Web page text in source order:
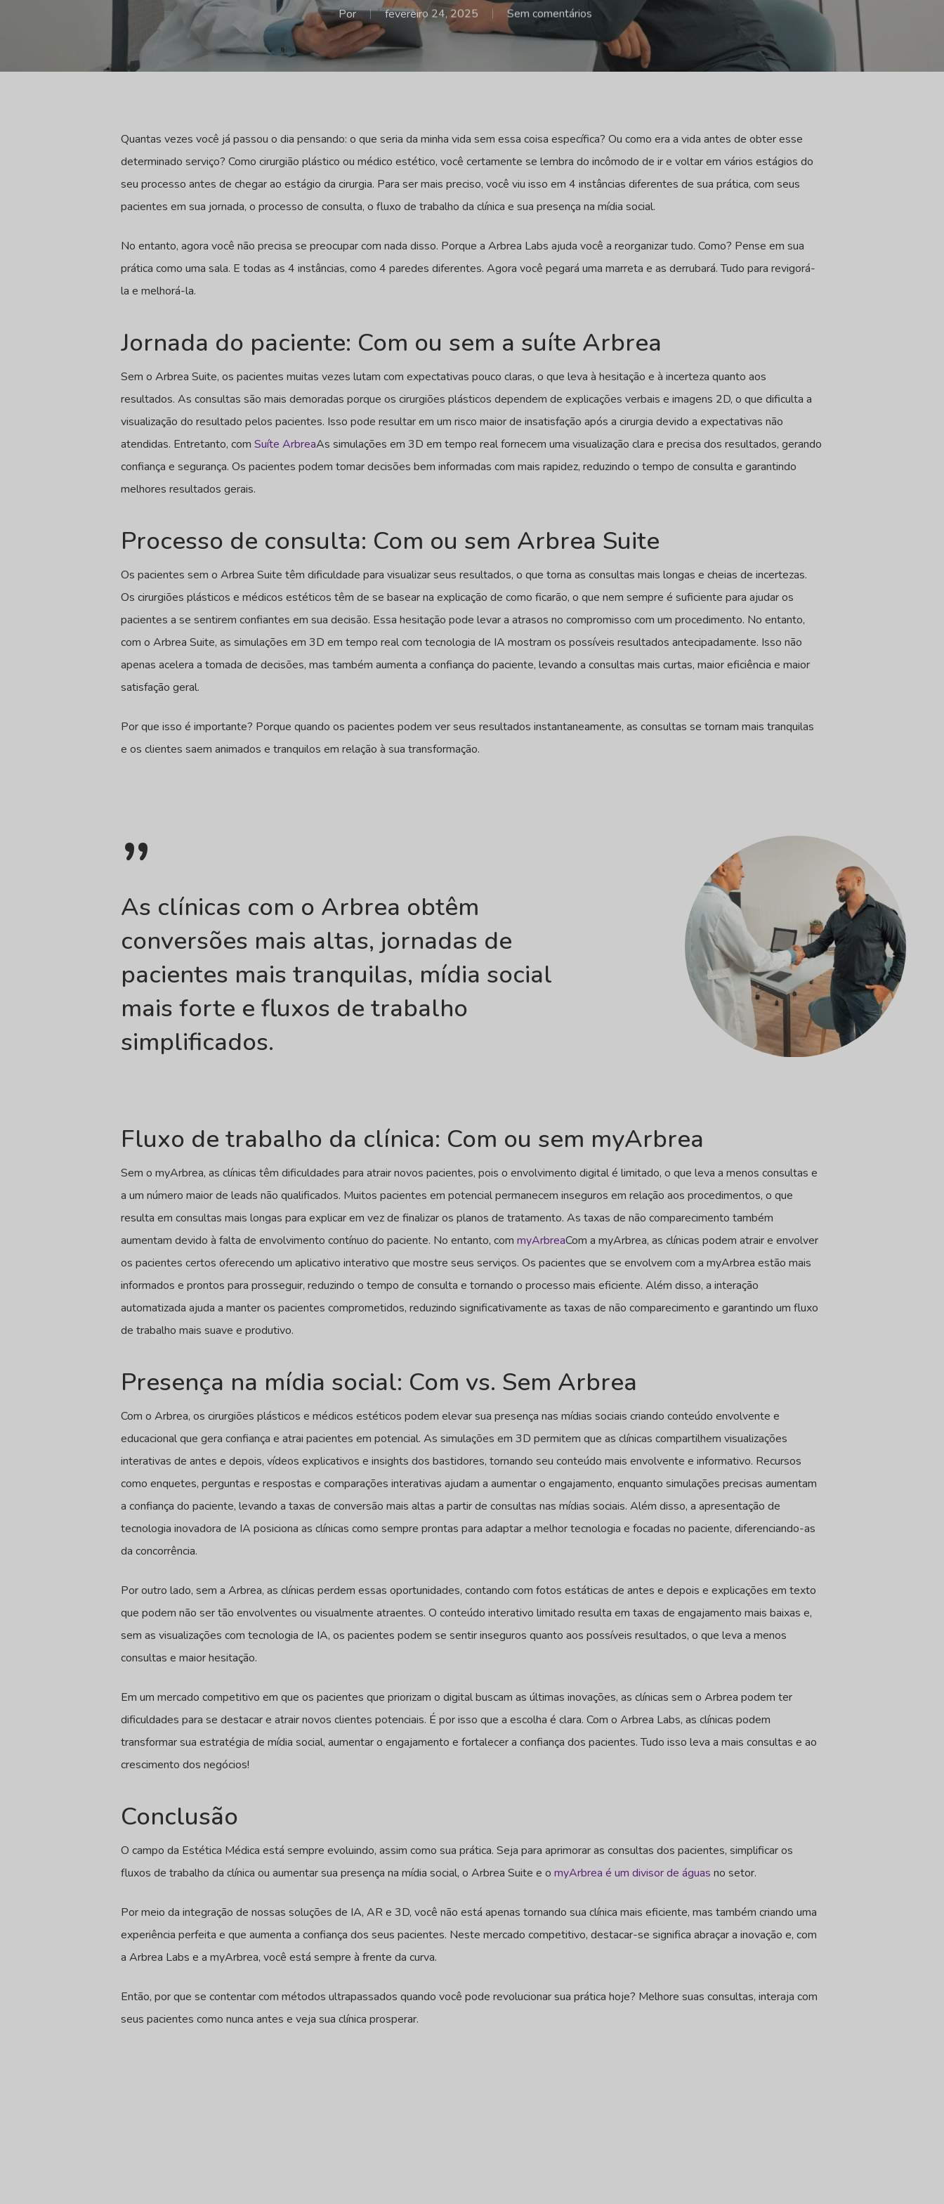
Por fevereiro 24, 2025 Sem comentários
Quantas vezes você já passou o dia pensando: o que seria da minha vida sem essa coisa específica? Ou como era a vida antes de obter esse
determinado serviço? Como cirurgião plástico ou médico estético, você certamente se lembra do incômodo de ir e voltar em vários estágios do
seu processo antes de chegar ao estágio da cirurgia. Para ser mais preciso, você viu isso em 4 instâncias diferentes de sua prática, com seus
pacientes em sua jornada, o processo de consulta, o fluxo de trabalho da clínica e sua presença na mídia social.
No entanto, agora você não precisa se preocupar com nada disso. Porque a Arbrea Labs ajuda você a reorganizar tudo. Como? Pense em sua
prática como uma sala. E todas as 4 instâncias, como 4 paredes diferentes. Agora você pegará uma marreta e as derrubará. Tudo para revigorá-
la e melhorá-la.
Jornada do paciente: Com ou sem a suíte Arbrea
Sem o Arbrea Suite, os pacientes muitas vezes lutam com expectativas pouco claras, o que leva à hesitação e à incerteza quanto aos
resultados. As consultas são mais demoradas porque os cirurgiões plásticos dependem de explicações verbais e imagens 2D, o que dificulta a
visualização do resultado pelos pacientes. Isso pode resultar em um risco maior de insatisfação após a cirurgia devido a expectativas não
atendidas. Entretanto, comSuíte ArbreaAs simulações em 3D em tempo real fornecem uma visualização clara e precisa dos resultados, gerando
confiança e segurança. Os pacientes podem tomar decisões bem informadas com mais rapidez, reduzindo o tempo de consulta e garantindo
melhores resultados gerais.
Processo de consulta: Com ou sem Arbrea Suite
Os pacientes sem o Arbrea Suite têm dificuldade para visualizar seus resultados, o que torna as consultas mais longas e cheias de incertezas.
Os cirurgiões plásticos e médicos estéticos têm de se basear na explicação de como ficarão, o que nem sempre é suficiente para ajudar os
pacientes a se sentirem confiantes em sua decisão. Essa hesitação pode levar a atrasos no compromisso com um procedimento. No entanto,
com o Arbrea Suite, as simulações em 3D em tempo real com tecnologia de IA mostram os possíveis resultados antecipadamente. Isso não
apenas acelera a tomada de decisões, mas também aumenta a confiança do paciente, levando a consultas mais curtas, maior eficiência e maior
satisfação geral.
Por que isso é importante? Porque quando os pacientes podem ver seus resultados instantaneamente, as consultas se tornam mais tranquilas
e os clientes saem animados e tranquilos em relação à sua transformação.
”
As clínicas com o Arbrea obtêm
conversões mais altas, jornadas de
pacientes mais tranquilas, mídia social
mais forte e fluxos de trabalho
simplificados.
Fluxo de trabalho da clínica: Com ou sem myArbrea
Sem o myArbrea, as clínicas têm dificuldades para atrair novos pacientes, pois o envolvimento digital é limitado, o que leva a menos consultas e
a um número maior de leads não qualificados. Muitos pacientes em potencial permanecem inseguros em relação aos procedimentos, o que
resulta em consultas mais longas para explicar em vez de finalizar os planos de tratamento. As taxas de não comparecimento também
aumentam devido à falta de envolvimento contínuo do paciente. No entanto, commyArbreaCom a myArbrea, as clínicas podem atrair e envolver
os pacientes certos oferecendo um aplicativo interativo que mostre seus serviços. Os pacientes que se envolvem com a myArbrea estão mais
informados e prontos para prosseguir, reduzindo o tempo de consulta e tornando o processo mais eficiente. Além disso, a interação
automatizada ajuda a manter os pacientes comprometidos, reduzindo significativamente as taxas de não comparecimento e garantindo um fluxo
de trabalho mais suave e produtivo.
Presença na mídia social: Com vs. Sem Arbrea
Com o Arbrea, os cirurgiões plásticos e médicos estéticos podem elevar sua presença nas mídias sociais criando conteúdo envolvente e
educacional que gera confiança e atrai pacientes em potencial. As simulações em 3D permitem que as clínicas compartilhem visualizações
interativas de antes e depois, vídeos explicativos e insights dos bastidores, tornando seu conteúdo mais envolvente e informativo. Recursos
como enquetes, perguntas e respostas e comparações interativas ajudam a aumentar o engajamento, enquanto simulações precisas aumentam
a confiança do paciente, levando a taxas de conversão mais altas a partir de consultas nas mídias sociais. Além disso, a apresentação de
tecnologia inovadora de IA posiciona as clínicas como sempre prontas para adaptar a melhor tecnologia e focadas no paciente, diferenciando-as
da concorrência.
Por outro lado, sem a Arbrea, as clínicas perdem essas oportunidades, contando com fotos estáticas de antes e depois e explicações em texto
que podem não ser tão envolventes ou visualmente atraentes. O conteúdo interativo limitado resulta em taxas de engajamento mais baixas e,
sem as visualizações com tecnologia de IA, os pacientes podem se sentir inseguros quanto aos possíveis resultados, o que leva a menos
consultas e maior hesitação.
Em um mercado competitivo em que os pacientes que priorizam o digital buscam as últimas inovações, as clínicas sem o Arbrea podem ter
dificuldades para se destacar e atrair novos clientes potenciais. É por isso que a escolha é clara. Com o Arbrea Labs, as clínicas podem
transformar sua estratégia de mídia social, aumentar o engajamento e fortalecer a confiança dos pacientes. Tudo isso leva a mais consultas e ao
crescimento dos negócios!
Conclusão
O campo da Estética Médica está sempre evoluindo, assim como sua prática. Seja para aprimorar as consultas dos pacientes, simplificar os
fluxos de trabalho da clínica ou aumentar sua presença na mídia social, o Arbrea Suite e omyArbrea é um divisor de águas no setor.
Por meio da integração de nossas soluções de IA, AR e 3D, você não está apenas tornando sua clínica mais eficiente, mas também criando uma
experiência perfeita e que aumenta a confiança dos seus pacientes. Neste mercado competitivo, destacar-se significa abraçar a inovação e, com
a Arbrea Labs e a myArbrea, você está sempre à frente da curva.
Então, por que se contentar com métodos ultrapassados quando você pode revolucionar sua prática hoje? Melhore suas consultas, interaja com
seus pacientes como nunca antes e veja sua clínica prosperar.